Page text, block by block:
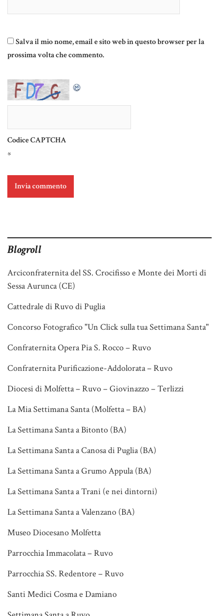
Salva il mio nome, email e sito web in questo browser per la
prossima volta che commento.
Codice CAPTCHA
*
Blogroll
Arciconfraternita del SS. Crocifisso e Monte dei Morti di
Sessa Aurunca (CE)
Cattedrale di Ruvo di Puglia
Concorso Fotografico "Un Click sulla tua Settimana Santa"
Confraternita Opera Pia S. Rocco – Ruvo
Confraternita Purificazione-Addolorata – Ruvo
Diocesi di Molfetta – Ruvo – Giovinazzo – Terlizzi
La Mia Settimana Santa (Molfetta – BA)
La Settimana Santa a Bitonto (BA)
La Settimana Santa a Canosa di Puglia (BA)
La Settimana Santa a Grumo Appula (BA)
La Settimana Santa a Trani (e nei dintorni)
La Settimana Santa a Valenzano (BA)
Museo Diocesano Molfetta
Parrocchia Immacolata – Ruvo
Parrocchia SS. Redentore – Ruvo
Santi Medici Cosma e Damiano